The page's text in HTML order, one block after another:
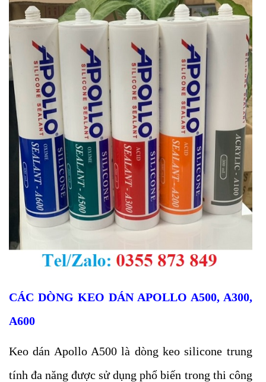
CÁC DÒNG KEO DÁN APOLLO A500, A300,
A600
Keo dán Apollo A500 là dòng keo silicone trung
tính đa năng được sử dụng phổ biến trong thi công